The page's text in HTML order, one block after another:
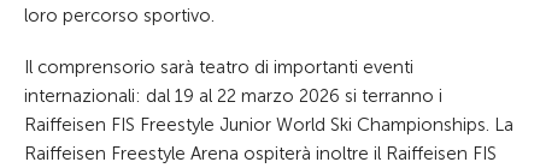
loro percorso sportivo.
Il comprensorio sarà teatro di importanti eventi
internazionali: dal 19 al 22 marzo 2026 si terranno i
Raiffeisen FIS Freestyle Junior World Ski Championships. La
Raiffeisen Freestyle Arena ospiterà inoltre il Raiffeisen FIS